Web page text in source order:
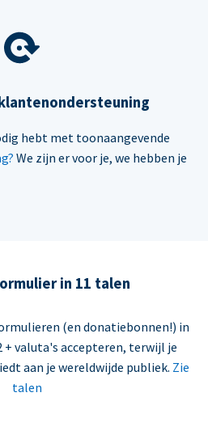
hebt met toonaangevende
We zijn er voor je, we hebben je
in 11 talen
(en donatiebonnen!) in
+ valuta's accepteren, terwijl je
aan je wereldwijde publiek. Zie
talen